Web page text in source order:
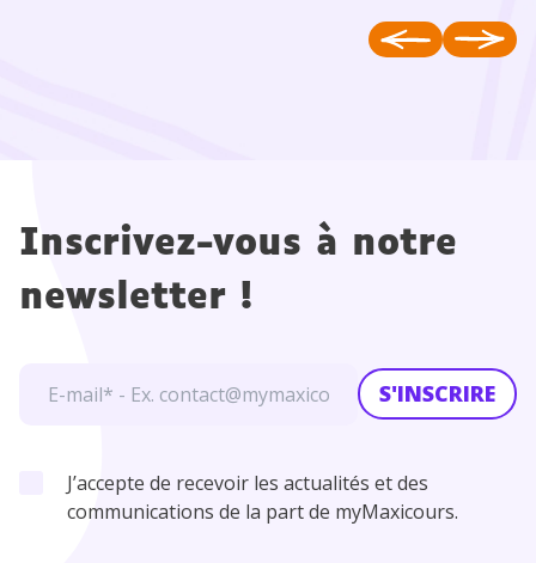
Inscrivez-vous à notre
newsletter !
S'INSCRIRE
J’accepte de recevoir les actualités et des
communications de la part de myMaxicours.